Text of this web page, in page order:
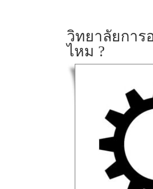
วิทยาลัยการ
ไหม ?